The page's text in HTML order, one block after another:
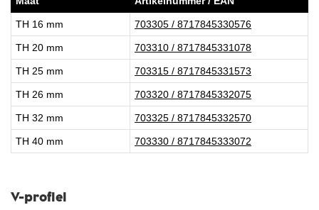
TH 16 mm 703305 / 8717845330576
TH 20 mm 703310 / 8717845331078
TH 25 mm 703315 / 8717845331573
TH 26 mm 703320 / 8717845332075
TH 32 mm 703325 / 8717845332570
TH 40 mm 703330 / 8717845333072
V-profiel